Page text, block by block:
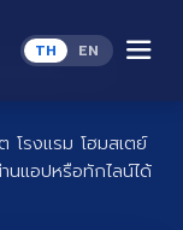
TH EN
ดภัย กับ
รงแรม โฮมสเตย์
นแอปหรือทักไลน์ได้